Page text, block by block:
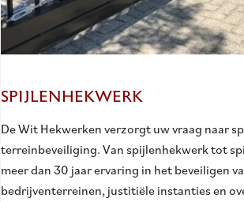
SPIJLENHEKWERK
De Wit Hekwerken verzorgt uw vraag naar
terreinbeveiliging. Van spijlenhekwerk tot
meer dan 30 jaar ervaring in het beveiligen
bedrijventerreinen, justitiële instanties en